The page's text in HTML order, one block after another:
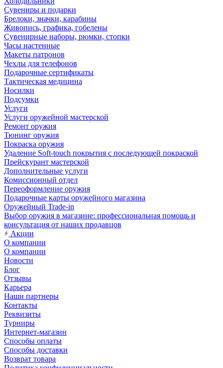
Сувениры и подарки
Брелоки, значки, карабины
Живопись, графика, гобелены
Сувенирные наборы, рюмки, стопки
Часы настенные
Макеты патронов
Чехлы для телефонов
Подарочные сертификаты
Тактическая медицина
Носилки
Подсумки
Услуги
Услуги оружейной мастерской
Ремонт оружия
Тюнинг оружия
Покраска оружия
Удаление Soft-touch покрытия с последующей покраской
Прейскурант мастерской
Дополнительные услуги
Комиссионный отдел
Переоформление оружия
Подарочные карты оружейного магазина
Оружейный Trade-in
Выбор оружия в магазине: профессиональная помощь и
консультация от наших продавцов
Акции
О компании
О компании
Новости
Блог
Отзывы
Карьера
Наши партнеры
Контакты
Реквизиты
Турниры
Интернет-магазин
Способы оплаты
Способы доставки
Возврат товара